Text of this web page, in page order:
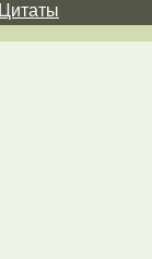
Цитаты